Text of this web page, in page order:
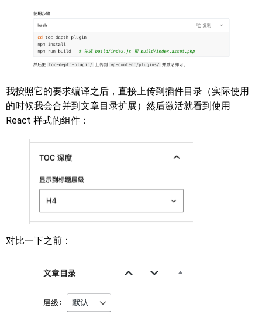
我按照它的要求编译之后，直接上传到插件目录（实际使用
的时候我会合并到文章目录扩展）然后激活就看到使用
React 样式的组件：
对比一下之前：